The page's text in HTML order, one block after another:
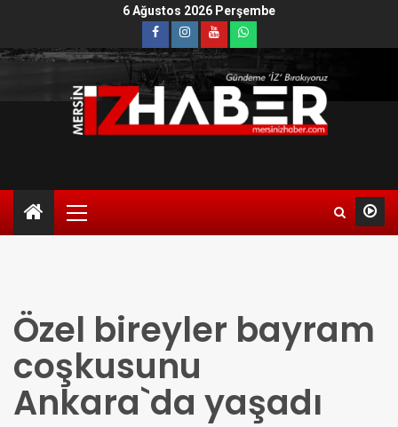
6 Ağustos 2026 Perşembe
Özel bireyler bayram
coşkusunu
Ankara`da yaşadı